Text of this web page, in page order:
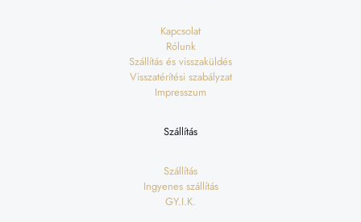
Kapcsolat
Rólunk
Szállítás és visszaküldés
Visszatérítési szabályzat
Impresszum
Szállítás
Szállítás
Ingyenes szállítás
GY.I.K.